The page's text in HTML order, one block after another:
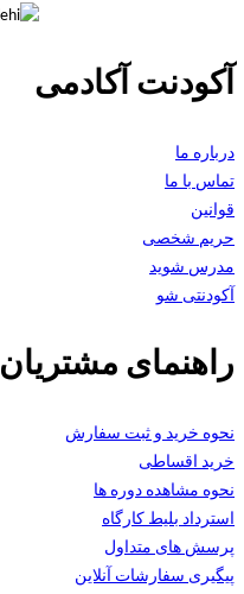
آکودنت آکادمی
درباره ما
تماس با ما
قوانین
حریم شخصی
مدرس شوید
آکودنتی شو
راهنمای مشتریان
نحوه خرید و ثبت سفارش
خرید اقساطی
نحوه مشاهده دوره ها
استرداد بلیط کارگاه
پرسش های متداول
پیگیری سفارشات آنلاین